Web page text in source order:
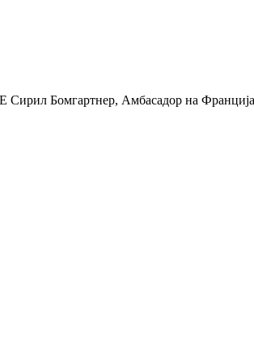
Бомгартнер, Амбасадор на